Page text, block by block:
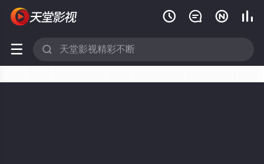
   
 